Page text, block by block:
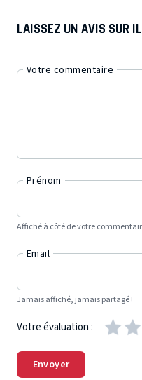
LAISSEZ UN AVIS SUR
Votre commentaire
Prénom
Affiché à côté de votre
Email
Jamais affiché, jamais partagé !
Votre évaluation :
Envoyer